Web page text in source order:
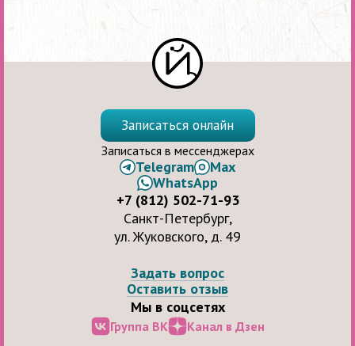
Задать вопрос
Оставить отзыв
Мы в соцсетях
Группа ВК Канал в Дзен
Записаться онлайн
Записаться в мессенджерах
Telegram
Max
WhatsApp
+7 (812) 502-71-93
Санкт-Петербург,
ул. Жуковского, д. 49